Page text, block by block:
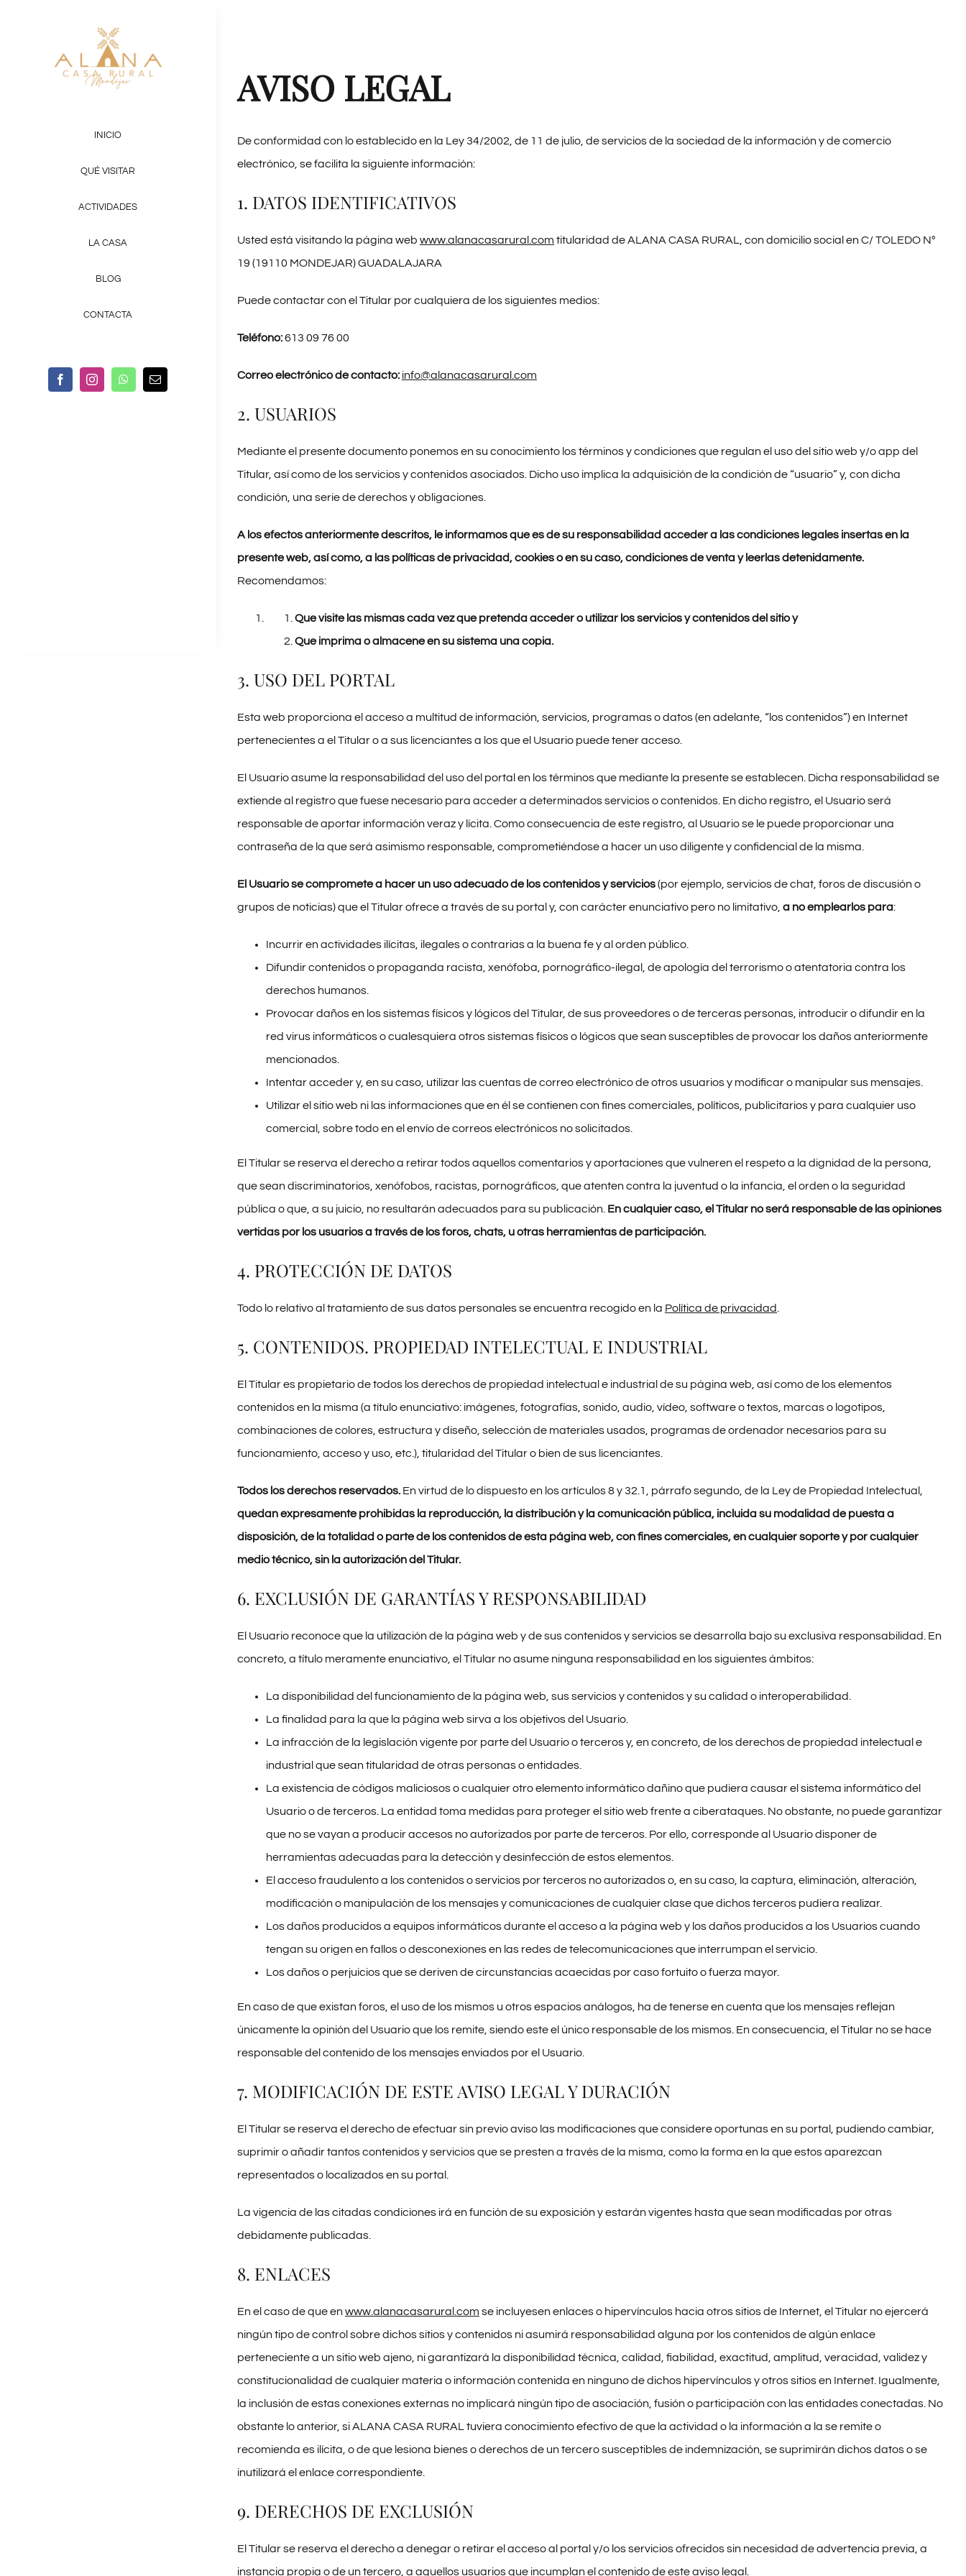
INICIO
QUÉ VISITAR
ACTIVIDADES
LA CASA
BLOG
CONTACTA
AVISO LEGAL
De conformidad con lo establecido en la Ley 34/2002, de 11 de julio, de servicios de la sociedad de la información y de comercio
electrónico, se facilita la siguiente información:
1. DATOS IDENTIFICATIVOS
Usted está visitando la página web www.alanacasarural.com titularidad de ALANA CASA RURAL, con domicilio social en C/ TOLEDO Nº
19 (19110 MONDEJAR) GUADALAJARA
Puede contactar con el Titular por cualquiera de los siguientes medios:
Teléfono:613 09 76 00
Correo electrónico de contacto: info@alanacasarural.com
2. USUARIOS
Mediante el presente documento ponemos en su conocimiento los términos y condiciones que regulan el uso del sitio web y/o app del
Titular, así como de los servicios y contenidos asociados. Dicho uso implica la adquisición de la condición de “usuario” y, con dicha
condición, una serie de derechos y obligaciones.
A los efectos anteriormente descritos, le informamos que es de su responsabilidad acceder a las condiciones legales insertas en la
presente web, así como, a las políticas de privacidad, cookies o en su caso, condiciones de ventay leerlas detenidamente.
Recomendamos:
Que visite las mismas cada vez que pretenda acceder o utilizar los servicios y contenidos del sitio y
Que imprima o almacene en su sistema una copia.
3. USO DEL PORTAL
Esta web proporciona el acceso a multitud de información, servicios, programas o datos (en adelante, “los contenidos”) en Internet
pertenecientes a el Titular o a sus licenciantes a los que el Usuario puede tener acceso.
El Usuario asume la responsabilidad del uso del portal en los términos que mediante la presente se establecen. Dicha responsabilidad se
extiende al registro que fuese necesario para acceder a determinados servicios o contenidos. En dicho registro, el Usuario será
responsable de aportar información veraz y lícita. Como consecuencia de este registro, al Usuario se le puede proporcionar una
contraseña de la que será asimismo responsable, comprometiéndose a hacer un uso diligente y confidencial de la misma.
El Usuario se compromete a hacer un uso adecuado de los contenidos y servicios(por ejemplo, servicios de chat, foros de discusión o
grupos de noticias) que el Titular ofrece a través de su portal y, con carácter enunciativo pero no limitativo, a no emplearlos para:
Incurrir en actividades ilícitas, ilegales o contrarias a la buena fe y al orden público.
Difundir contenidos o propaganda racista, xenófoba, pornográfico-ilegal, de apología del terrorismo o atentatoria contra los
derechos humanos.
Provocar daños en los sistemas físicos y lógicos del Titular, de sus proveedores o de terceras personas, introducir o difundir en la
red virus informáticos o cualesquiera otros sistemas físicos o lógicos que sean susceptibles de provocar los daños anteriormente
mencionados.
Intentar acceder y, en su caso, utilizar las cuentas de correo electrónico de otros usuarios y modificar o manipular sus mensajes.
Utilizar el sitio web ni las informaciones que en él se contienen con fines comerciales, políticos, publicitarios y para cualquier uso
comercial, sobre todo en el envío de correos electrónicos no solicitados.
El Titular se reserva el derecho a retirar todos aquellos comentarios y aportaciones que vulneren el respeto a la dignidad de la persona,
que sean discriminatorios, xenófobos, racistas, pornográficos, que atenten contra la juventud o la infancia, el orden o la seguridad
pública o que, a su juicio, no resultarán adecuados para su publicación. En cualquier caso, el Titular no será responsable de las opiniones
vertidas por los usuarios a través de los foros, chats, u otras herramientas de participación.
4. PROTECCIÓN DE DATOS
Todo lo relativo al tratamiento de sus datos personales se encuentra recogido en la Política de privacidad
5. CONTENIDOS. PROPIEDAD INTELECTUAL E INDUSTRIAL
El Titular es propietario de todos los derechos de propiedad intelectual e industrial de su página web, así como de los elementos
contenidos en la misma (a título enunciativo: imágenes, fotografías, sonido, audio, vídeo, software o textos, marcas o logotipos,
combinaciones de colores, estructura y diseño, selección de materiales usados, programas de ordenador necesarios para su
funcionamiento, acceso y uso, etc.), titularidad del Titular o bien de sus licenciantes.
Todos los derechos reservados.En virtud de lo dispuesto en los artículos 8 y 32.1, párrafo segundo, de la Ley de Propiedad Intelectual,
quedan expresamente prohibidas la reproducción, la distribución y la comunicación pública, incluida su modalidad de puesta a
disposición, de la totalidad o parte de los contenidos de esta página web, con fines comerciales, en cualquier soporte y por cualquier
medio técnico, sin la autorización del Titular.
6. EXCLUSIÓN DE GARANTÍAS Y RESPONSABILIDAD
El Usuario reconoce que la utilización de la página web y de sus contenidos y servicios se desarrolla bajo su exclusiva responsabilidad. En
concreto, a título meramente enunciativo, el Titular no asume ninguna responsabilidad en los siguientes ámbitos:
La disponibilidad del funcionamiento de la página web, sus servicios y contenidos y su calidad o interoperabilidad.
La finalidad para la que la página web sirva a los objetivos del Usuario.
La infracción de la legislación vigente por parte del Usuario o terceros y, en concreto, de los derechos de propiedad intelectual e
industrial que sean titularidad de otras personas o entidades.
La existencia de códigos maliciosos o cualquier otro elemento informático dañino que pudiera causar el sistema informático del
Usuario o de terceros. La entidad toma medidas para proteger el sitio web frente a ciberataques. No obstante, no puede garantizar
que no se vayan a producir accesos no autorizados por parte de terceros. Por ello, corresponde al Usuario disponer de
herramientas adecuadas para la detección y desinfección de estos elementos.
El acceso fraudulento a los contenidos o servicios por terceros no autorizados o, en su caso, la captura, eliminación, alteración,
modificación o manipulación de los mensajes y comunicaciones de cualquier clase que dichos terceros pudiera realizar.
Los daños producidos a equipos informáticos durante el acceso a la página web y los daños producidos a los Usuarios cuando
tengan su origen en fallos o desconexiones en las redes de telecomunicaciones que interrumpan el servicio.
Los daños o perjuicios que se deriven de circunstancias acaecidas por caso fortuito o fuerza mayor.
En caso de que existan foros, el uso de los mismos u otros espacios análogos, ha de tenerse en cuenta que los mensajes reflejan
únicamente la opinión del Usuario que los remite, siendo este el único responsable de los mismos. En consecuencia, el Titular no se hace
responsable del contenido de los mensajes enviados por el Usuario.
7. MODIFICACIÓN DE ESTE AVISO LEGAL Y DURACIÓN
El Titular se reserva el derecho de efectuar sin previo aviso las modificaciones que considere oportunas en su portal, pudiendo cambiar,
suprimir o añadir tantos contenidos y servicios que se presten a través de la misma, como la forma en la que estos aparezcan
representados o localizados en su portal.
La vigencia de las citadas condiciones irá en función de su exposición y estarán vigentes hasta que sean modificadas por otras
debidamente publicadas.
8. ENLACES
En el caso de que en www.alanacasarural.com se incluyesen enlaces o hipervínculos hacia otros sitios de Internet, el Titular no ejercerá
ningún tipo de control sobre dichos sitios y contenidos ni asumirá responsabilidad alguna por los contenidos de algún enlace
perteneciente a un sitio web ajeno, ni garantizará la disponibilidad técnica, calidad, fiabilidad, exactitud, amplitud, veracidad, validez y
constitucionalidad de cualquier materia o información contenida en ninguno de dichos hipervínculos y otros sitios en Internet. Igualmente,
la inclusión de estas conexiones externas no implicará ningún tipo de asociación, fusión o participación con las entidades conectadas. No
obstante lo anterior, si ALANA CASA RURAL tuviera conocimiento efectivo de que la actividad o la información a la se remite o
recomienda es ilícita, o de que lesiona bienes o derechos de un tercero susceptibles de indemnización, se suprimirán dichos datos o se
inutilizará el enlace correspondiente.
9. DERECHOS DE EXCLUSIÓN
El Titular se reserva el derecho a denegar o retirar el acceso al portal y/o los servicios ofrecidos sin necesidad de advertencia previa, a
instancia propia o de un tercero, a aquellos usuarios que incumplan el contenido de este aviso legal.